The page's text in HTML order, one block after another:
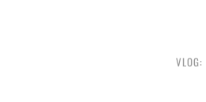
VLOG: